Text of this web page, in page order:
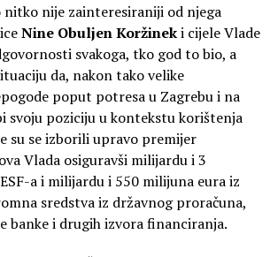
nitko nije zainteresiraniji od njega
Nine Obuljen Koržineki cijele Vlade
svakoga, tko god to bio, a
da, nakon tako velike
poput potresa u Zagrebu i na
svoju poziciju u kontekstu korištenja
su se izborili upravo premijer
Vlada osiguravši milijardu i 3
a i milijardu i 550 milijuna eura iz
sredstva iz državnog proračuna,
banke i drugih izvora financiranja.